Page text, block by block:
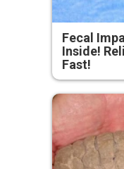
Fecal
Inside!
Fast!